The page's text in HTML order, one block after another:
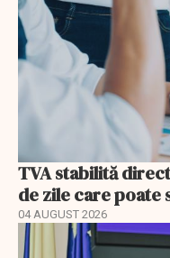
TVA stabilită
de zile care poate
04 AUGUST 2026